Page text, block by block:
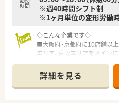
時間
※週40時間シフト制
※1ヶ月単位の変形労働
◇こんな企業です◇
■大阪府・京都府に10店舗以
エリア、京阪エリアをメイン
処方箋を応需する地域密着
■社長様は男性で、いつも店
へのご理解もあり社員の方を
■風通しの良い雰囲気の為、
詳細を見る